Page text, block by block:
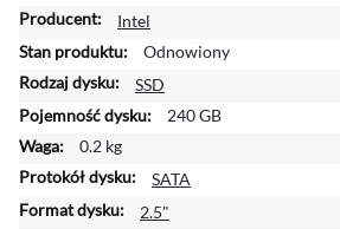
W
i
c
e
j
i
f
Intel
Odnowiony
SSD
240 GB
0.2 kg
SATA
2.5"